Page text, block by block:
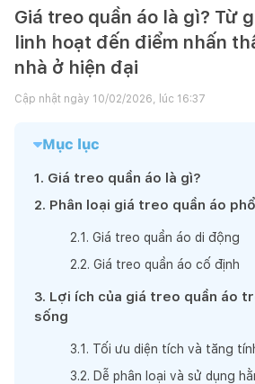
Giá treo quần áo là gì? Từ
linh hoạt đến điểm nhấn
nhà ở hiện đại
Cập nhật ngày 10/02/2026, lúc 16:37
Mục lục
1. Giá treo quần áo là gì?
2. Phân loại giá treo quần áo
2.1 . Giá treo quần áo di động
2.2. Giá treo quần áo cố định
3. Lợi ích của giá treo quần áo
sống
3.1 . Tối ưu diện tích và tăng
3.2. Dễ phân loại và sử dụng